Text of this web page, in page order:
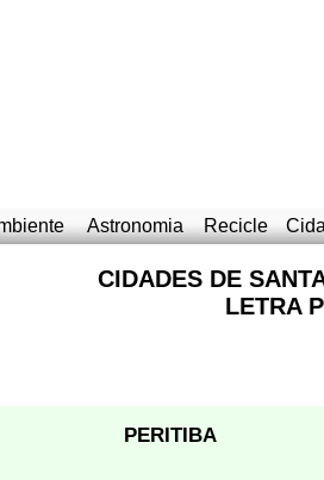
Astronomia Recicle
CIDADES DE
LETRA P
PERITIBA